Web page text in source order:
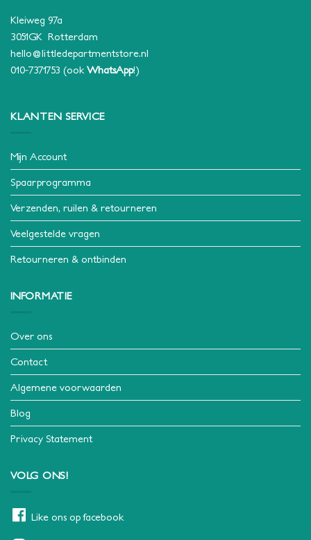
Kleiweg 97a
3051GK Rotterdam
hello@littledepartmentstore.nl
010-7371753 (ook WhatsApp!)
KLANTEN SERVICE
Mijn Account
Spaarprogramma
Verzenden, ruilen & retourneren
Veelgestelde vragen
Retourneren & ontbinden
INFORMATIE
Over ons
Contact
Algemene voorwaarden
Blog
Privacy Statement
VOLG ONS!
Like ons op facebook